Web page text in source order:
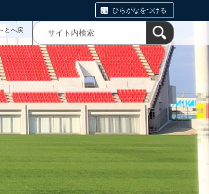
ひらがなをつける
とへ戻